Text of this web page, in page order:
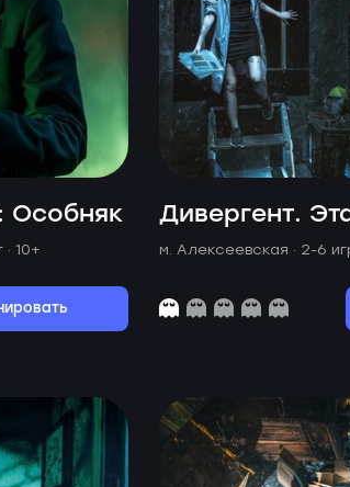
Особняк
· 10+
Дивергент.
м. Алексеевская · 2-6